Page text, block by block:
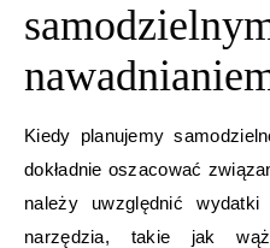
Kiedy planujemy
dokładnie oszacować
należy uwzględnić
narzędzia, takie jak